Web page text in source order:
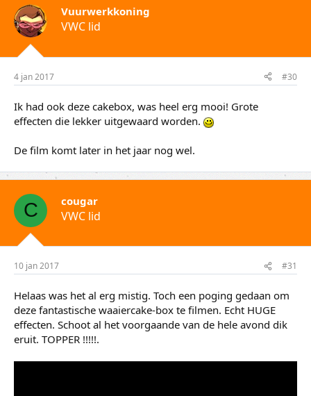
Vuurwerkkoning
VWC lid
4 jan 2017 #30
Ik had ook deze cakebox, was heel erg mooi! Grote
effecten die lekker uitgewaard worden.
De film komt later in het jaar nog wel.
C cougar
VWC lid
10 jan 2017 #31
Helaas was het al erg mistig. Toch een poging gedaan om
deze fantastische waaiercake-box te filmen. Echt HUGE
effecten. Schoot al het voorgaande van de hele avond dik
eruit. TOPPER !!!!!.